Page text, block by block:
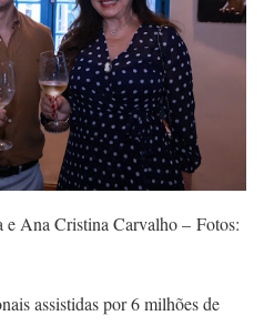
Ana Cristina Carvalho – Fotos:
assistidas por 6 milhões de